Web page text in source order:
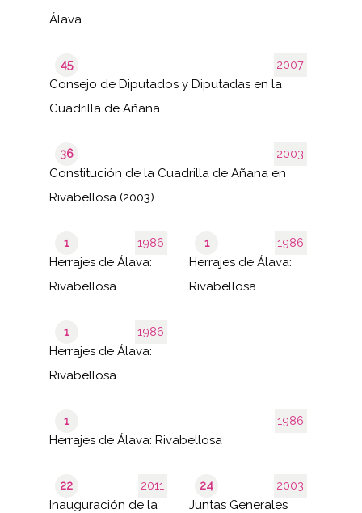
Álava
2007
45
Consejo de Diputados y Diputadas en la
Cuadrilla de Añana
2003
36
Constitución de la Cuadrilla de Añana en
Rivabellosa (2003)
1986
1
Herrajes de Álava:
Rivabellosa
1986
1
Herrajes de Álava:
Rivabellosa
1986
1
Herrajes de Álava:
Rivabellosa
1986
1
Herrajes de Álava: Rivabellosa
2011
22
Inauguración de la
2003
24
Juntas Generales